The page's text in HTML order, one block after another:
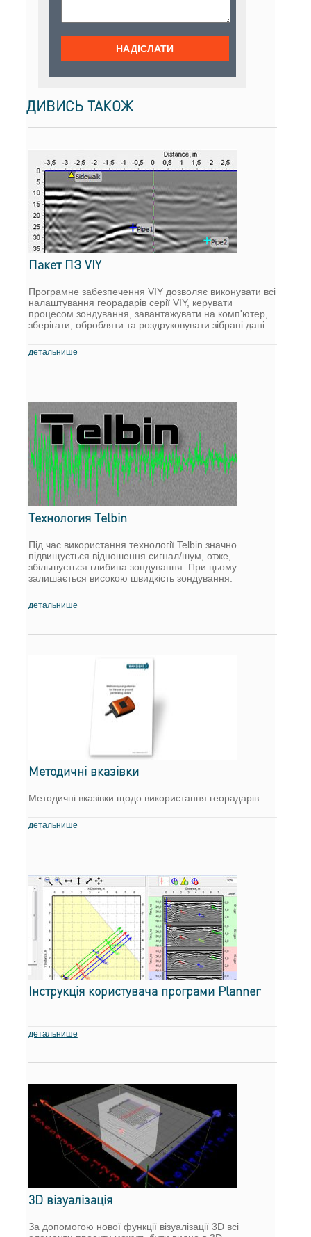
ДИВИСЬ ТАКОЖ
Пакет ПЗ VIY
Програмне забезпечення VIY дозволяє виконувати всі
налаштування георадарів серії VIY, керувати
процесом зондування, завантажувати на комп'ютер,
зберігати, обробляти та роздруковувати зібрані дані.
детальнише
Технология Telbin
Під час використання технології Telbin значно
підвищується відношення сигнал/шум, отже,
збільшується глибина зондування. При цьому
залишається високою швидкість зондування.
детальнише
Методичні вказівки
Методичні вказівки щодо використання георадарів
детальнише
Інструкція користувача програми Planner
детальнише
3D візуалізація
За допомогою нової функції візуалізації 3D всі